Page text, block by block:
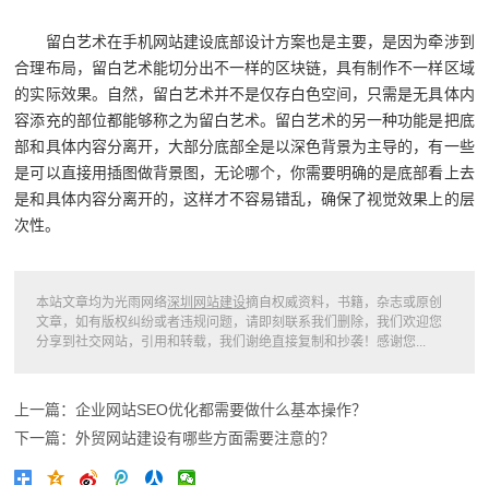
留白艺术在手机网站建设底部设计方案也是主要，是因为牵涉到
合理布局，留白艺术能切分出不一样的区块链，具有制作不一样区域
的实际效果。自然，留白艺术并不是仅存白色空间，只需是无具体内
容添充的部位都能够称之为留白艺术。留白艺术的另一种功能是把底
部和具体内容分离开，大部分底部全是以深色背景为主导的，有一些
是可以直接用插图做背景图，无论哪个，你需要明确的是底部看上去
是和具体内容分离开的，这样才不容易错乱，确保了视觉效果上的层
次性。
本站文章均为光雨网络深圳网站建设摘自权威资料，书籍，杂志或原创
文章，如有版权纠纷或者违规问题，请即刻联系我们删除，我们欢迎您
分享到社交网站，引用和转载，我们谢绝直接复制和抄袭！感谢您...
上一篇：企业网站SEO优化都需要做什么基本操作？
下一篇：外贸网站建设有哪些方面需要注意的？